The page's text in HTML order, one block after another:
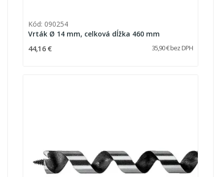
Kód: 090254
Vrták Ø 14 mm, celková dĺžka 460 mm
44,16 € 35,90 € bez DPH